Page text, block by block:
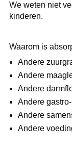
We weten niet
kinderen.
Waarom is
Andere
Andere
Andere
Andere
Andere
Andere